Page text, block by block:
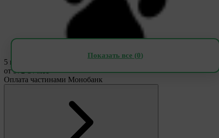
Показать все (0)
5 мес
от 972 ₴ / мес
Оплата частинами Монобанк